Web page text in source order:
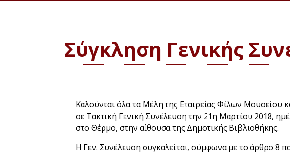
Σύγκληση Γενικής
Καλούνται όλα τα Μέλη της Εταιρείας Φίλων Μουσείου
σε Τακτική Γενική Συνέλευση την 21η Μαρτίου 2018,
στο Θέρμο, στην αίθουσα της Δημοτικής Βιβλιοθήκης.
Η Γεν. Συνέλευση συγκαλείται, σύμφωνα με το άρθρο 8